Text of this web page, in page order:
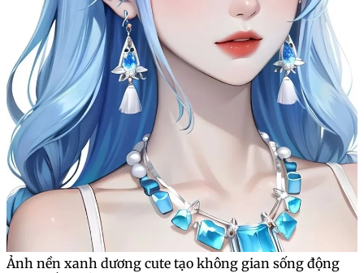
Ảnh nền xanh dương cute tạo không gian sống động